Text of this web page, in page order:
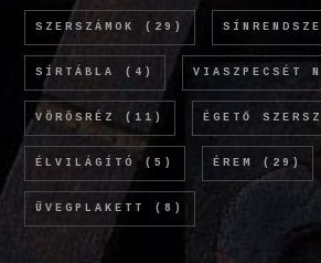
SZERSZÁMOK (29)
SÍRTÁBLA (4) VIASZPECSÉT
VÖRÖSRÉZ (11) ÉGETŐ
ÉLVILÁGÍTÓ (5) ÉREM (29)
ÜVEGPLAKETT (8)